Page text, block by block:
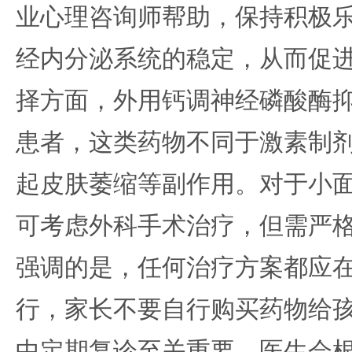
业心理咨询师帮助，保持积极
经内分泌系统的稳定，从而促
择方面，外用钙调神经磷酸酶
患者，这类药物不同于激素制
起皮肤萎缩等副作用。对于小
可考虑外科手术治疗，但需严
强调的是，任何治疗方案都应
行，家长不要自行购买药物给